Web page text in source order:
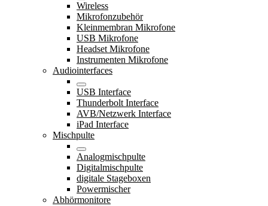
Wireless
Mikrofonzubehör
Kleinmembran Mikrofone
USB Mikrofone
Headset Mikrofone
Instrumenten Mikrofone
Audiointerfaces
USB Interface
Thunderbolt Interface
AVB/Netzwerk Interface
iPad Interface
Mischpulte
Analogmischpulte
Digitalmischpulte
digitale Stageboxen
Powermischer
Abhörmonitore